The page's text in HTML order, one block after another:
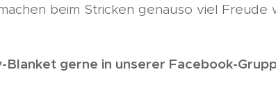
beim Stricken genauso viel Freude
Blanket gerne in unserer Facebook-